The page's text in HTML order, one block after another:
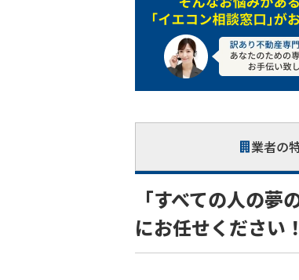
業者の
「すべての人の
にお任せください！